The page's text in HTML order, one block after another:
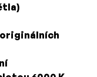
originálních